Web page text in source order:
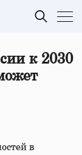
к 2030
в